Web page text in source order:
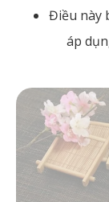
Điều này
áp